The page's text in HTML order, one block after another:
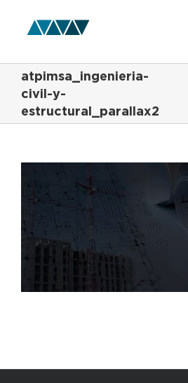
atpimsa_ingenieria-
civil-y-
estructural_parallax2